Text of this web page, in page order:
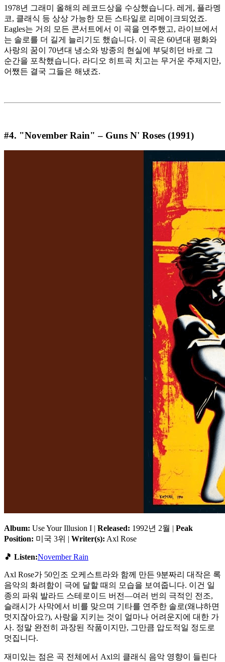
1978년 그래미 올해의 레코드상을 수상했습니다. 레게, 플라멩
코, 클래식 등 상상 가능한 모든 스타일로 리메이크되었죠.
Eagles는 거의 모든 콘서트에서 이 곡을 연주했고, 라이브에서
는 솔로를 더 길게 늘리기도 했습니다. 이 곡은 60년대 평화와
사랑의 꿈이 70년대 냉소와 방종의 현실에 부딪히던 바로 그
순간을 포착했습니다. 라디오 히트곡 치고는 무거운 주제지만,
어쨌든 결국 그들은 해냈죠.
#4. "November Rain" – Guns N' Roses (1991)
Album: Use Your Illusion I | Released: 1992년 2월 | Peak
Position: 미국 3위 | Writer(s): Axl Rose
🎵 Listen:November Rain
Axl Rose가 50인조 오케스트라와 함께 만든 9분짜리 대작은 록
음악의 화려함이 극에 달할 때의 모습을 보여줍니다. 이건 일
종의 파워 발라드 스테로이드 버전—여러 번의 극적인 전조,
슬래시가 사막에서 비를 맞으며 기타를 연주한 솔로(왜냐하면
멋지잖아요?), 사랑을 지키는 것이 얼마나 어려운지에 대한 가
사. 정말 완전히 과장된 작품이지만, 그만큼 압도적일 정도로
멋집니다.
재미있는 점은 곡 전체에서 Axl의 클래식 음악 영향이 들린다